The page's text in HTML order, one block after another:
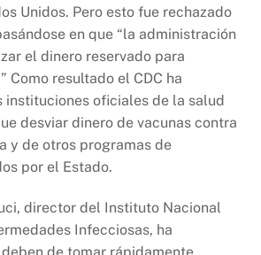
Unidos. Pero esto fue rechazado
en que “la administración
el dinero reservado para
Como resultado el CDC ha
instituciones oficiales de la salud
desviar dinero de vacunas contra
y de otros programas de
por el Estado.
director del Instituto Nacional
Infecciosas, ha